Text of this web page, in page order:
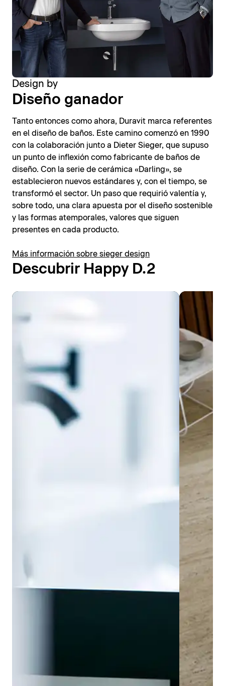
Design by
Diseño ganador
Tanto entonces como ahora, Duravit marca referentes
en el diseño de baños. Este camino comenzó en 1990
con la colaboración junto a Dieter Sieger, que supuso
un punto de inflexión como fabricante de baños de
diseño. Con la serie de cerámica «Darling», se
establecieron nuevos estándares y, con el tiempo, se
transformó el sector. Un paso que requirió valentía y,
sobre todo, una clara apuesta por el diseño sostenible
y las formas atemporales, valores que siguen
presentes en cada producto.
Más información sobre sieger design
Descubrir Happy D.2